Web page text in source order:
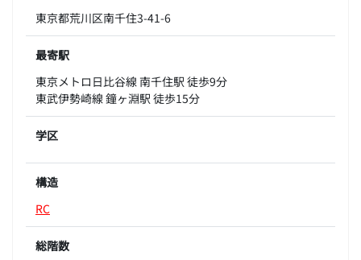
東京都荒川区南千住3-41-6
最寄駅
東京メトロ日比谷線 南千住駅 徒歩9分
東武伊勢崎線 鐘ヶ淵駅 徒歩15分
学区
構造
RC
総階数